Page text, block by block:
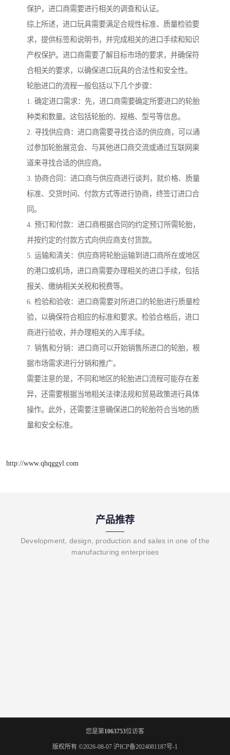
保护，进口商需要进行相关的调查和认证。
综上所述，进口玩具需要满足合规性标准、质量检验要
求，提供标签和说明书，并完成相关的进口手续和知识
产权保护。进口商需要了解目标市场的要求，并确保符
合相关的要求，以确保进口玩具的合法性和安全性。
轮胎进口的流程一般包括以下几个步骤：
1. 确定进口需求：先，进口商需要确定所要进口的轮胎
种类和数量。这包括轮胎的、规格、型号等信息。
2. 寻找供应商：进口商需要寻找合适的供应商，可以通
过参加轮胎展览会、与其他进口商交流或通过互联网渠
道来寻找合适的供应商。
3. 协商合同：进口商与供应商进行谈判，就价格、质量
标准、交货时间、付款方式等进行协商，终签订进口合
同。
4. 预订和付款：进口商根据合同的约定预订所需轮胎，
并按约定的付款方式向供应商支付货款。
5. 运输和清关：供应商将轮胎运输到进口商所在或地区
的港口或机场，进口商需要办理相关的进口手续，包括
报关、缴纳相关关税和税费等。
6. 检验和验收：进口商需要对所进口的轮胎进行质量检
验，以确保符合相应的标准和要求。检验合格后，进口
商进行验收，并办理相关的入库手续。
7. 销售和分销：进口商可以开始销售所进口的轮胎，根
据市场需求进行分销和推广。
需要注意的是，不同和地区的轮胎进口流程可能存在差
异，还需要根据当地相关法律法规和贸易政策进行具体
操作。此外，还需要注意确保进口的轮胎符合当地的质
量和安全标准。
http://www.qhqggyl.com
产品推荐
Development, design, production and sales in one of the
manufacturing enterprises
您是第1063753位访客
版权所有 ©2026-08-07 沪ICP备2024081187号-1